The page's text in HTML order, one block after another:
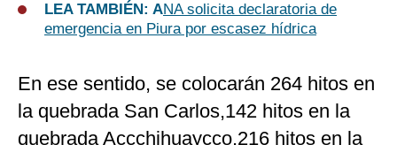
LEA TAMBIÉN: ANA solicita declaratoria de
emergencia en Piura por escasez hídrica
En ese sentido, se colocarán 264 hitos en
la quebrada San Carlos,142 hitos en la
quebrada Accchihuaycco,216 hitos en la